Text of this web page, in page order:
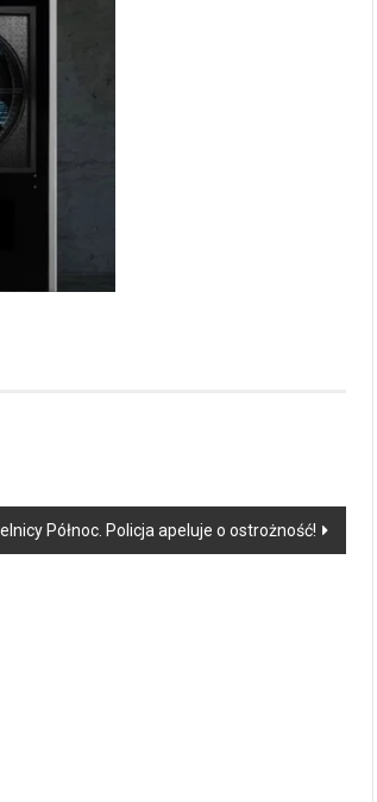
Północ. Policja apeluje o ostrożność!